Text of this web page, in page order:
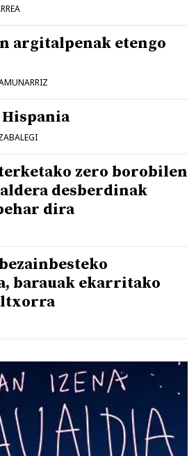
argitalpenak etengo
zero borobilen
desberdinak
dira
barauak ekarritako